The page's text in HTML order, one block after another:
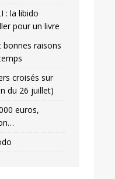
: la libido
pour un livre
bonnes raisons
croisés sur
du 26 juillet)
euros,